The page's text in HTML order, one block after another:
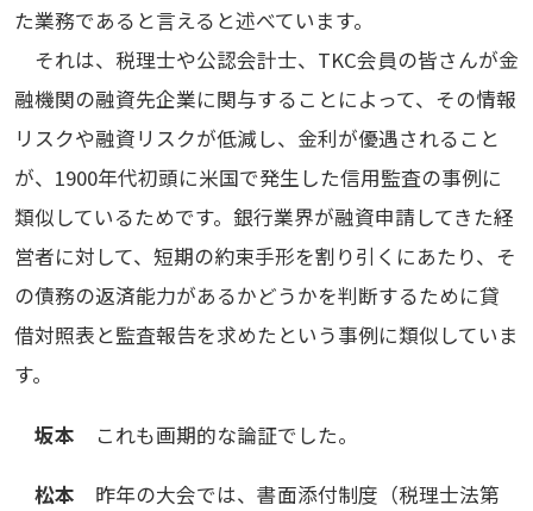
た業務であると言えると述べています。
それは、税理士や公認会計士、TKC会員の皆さんが金
融機関の融資先企業に関与することによって、その情報
リスクや融資リスクが低減し、金利が優遇されること
が、1900年代初頭に米国で発生した信用監査の事例に
類似しているためです。銀行業界が融資申請してきた経
営者に対して、短期の約束手形を割り引くにあたり、そ
の債務の返済能力があるかどうかを判断するために貸
借対照表と監査報告を求めたという事例に類似していま
す。
坂本 これも画期的な論証でした。
松本 昨年の大会では、書面添付制度（税理士法第